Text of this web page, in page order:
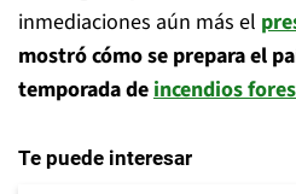
inmediaciones aún más el
mostró cómo se prepara el
temporada deincendios
Te puede interesar